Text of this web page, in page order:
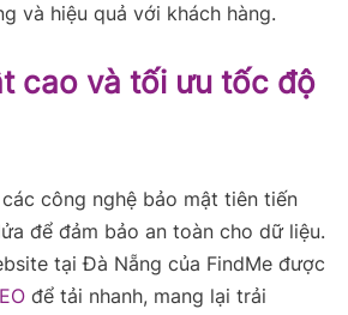
và hiệu quả với khách hàng.
cao và tối ưu tốc độ
công nghệ bảo mật tiên tiến
để đảm bảo an toàn cho dữ liệu.
tại Đà Nẵng của FindMe được
để tải nhanh, mang lại trải